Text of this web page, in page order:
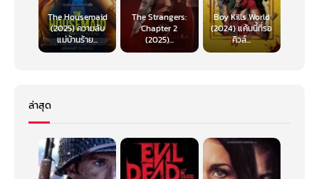
The Housemaid
(2025) ความลับ
แม่บ้านร้าย...
The Strangers:
Chapter 2
(2025)...
Boy Kills World
(2024) แค้นนี้ที่รอ
คิวล์...
ล่าสุด